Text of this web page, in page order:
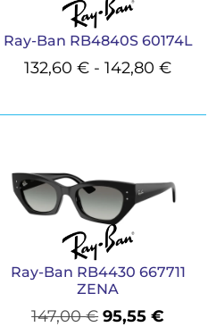
Ray-Ban RB4840S 60174L
132,60€ - 142,80€
Ray-Ban RB4430 667711
ZENA
147,00€ 95,55€